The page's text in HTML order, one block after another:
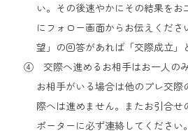
い。その後速やかにその結果をお
にフォロー画面からお伝えくだ
望」の回答があれば「交際成立」
④ 交際へ進めるお相手はお一人の
お相手がいる場合は他のプレ交
際へは進めません。またお引合
ポーターに必ず連絡してください